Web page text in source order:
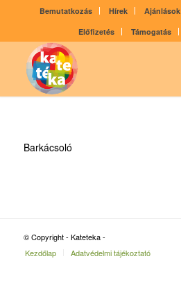
Bemutatkozás Hírek Ajánlások
Előfizetés
Támogatás
Barkácsoló
© Copyright - Kateteka -
Kezdőlap
Adatvédelmi tájékoztató